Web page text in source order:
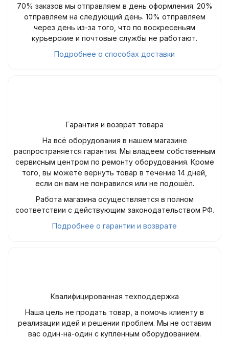
70% заказов мы отправляем в день оформления. 20%
отправляем на следующий день. 10% отправляем
через день из-за того, что по воскресеньям
курьерские и почтовые службы не работают.
Подробнее о способах доставки
Гарантия и возврат товара
На всё оборудования в нашем магазине
распространяется гарантия. Мы владеем собственным
сервисным центром по ремонту оборудования. Кроме
того, вы можете вернуть товар в течение 14 дней,
если он вам не понравился или не подошёл.
Работа магазина осуществляется в полном
соответствии с действующим законодательством РФ.
Подробнее о гарантии и возврате
Квалифицированная техподдержка
Наша цель не продать товар, а помочь клиенту в
реализации идей и решении проблем. Мы не оставим
вас один-на-один с купленным оборудованием.